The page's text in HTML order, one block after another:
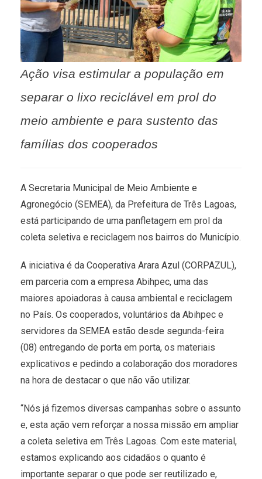
Ação visa estimular a população em
separar o lixo reciclável em prol do
meio ambiente e para sustento das
famílias dos cooperados
A Secretaria Municipal de Meio Ambiente e
Agronegócio (SEMEA), da Prefeitura de Três Lagoas,
está participando de uma panfletagem em prol da
coleta seletiva e reciclagem nos bairros do Município.
A iniciativa é da Cooperativa Arara Azul (CORPAZUL),
em parceria com a empresa Abihpec, uma das
maiores apoiadoras à causa ambiental e reciclagem
no País. Os cooperados, voluntários da Abihpec e
servidores da SEMEA estão desde segunda-feira
(08) entregando de porta em porta, os materiais
explicativos e pedindo a colaboração dos moradores
na hora de destacar o que não vão utilizar.
“Nós já fizemos diversas campanhas sobre o assunto
e, esta ação vem reforçar a nossa missão em ampliar
a coleta seletiva em Três Lagoas. Com este material,
estamos explicando aos cidadãos o quanto é
importante separar o que pode ser reutilizado e,